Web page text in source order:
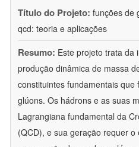
Título do Projeto: funções de
qcd: teoria e aplicações
Resumo: Este projeto trata da
produção dinâmica de massa
constituintes fundamentais
glúons. Os hádrons e as suas
Lagrangiana fundamental da
(QCD), e sua geração requer